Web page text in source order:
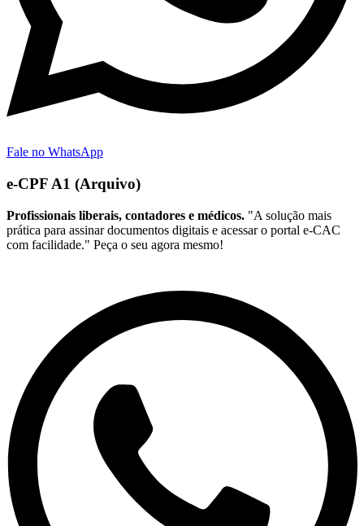
Fale no WhatsApp
e-CPF A1 (Arquivo)
Profissionais liberais, contadores e médicos. "A solução mais
prática para assinar documentos digitais e acessar o portal e-CAC
com facilidade." Peça o seu agora mesmo!